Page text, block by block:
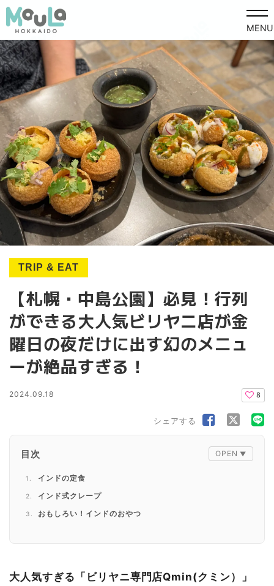
MENU
TRIP & EAT
【札幌・中島公園】必見！行列
ができる大人気ビリヤニ店が金
曜日の夜だけに出す幻のメニュ
ーが絶品すぎる！
2024.09.18 8
シェアする
目次
インドの定食
インド式クレープ
おもしろい！インドのおやつ
大人気すぎる「ビリヤニ専門店Qmin(クミン）」